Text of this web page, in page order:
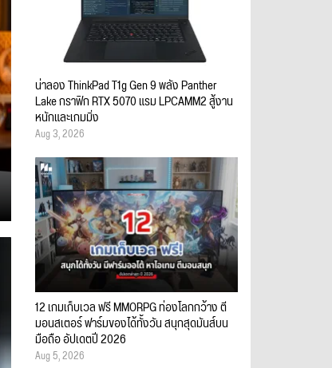
น่าลอง ThinkPad T1g Gen 9 พลัง Panther
Lake กราฟิก RTX 5070 แรม LPCAMM2 สู้งาน
หนักและเกมมิ่ง
Aug 3, 2026
12 เกมเก็บเวล ฟรี MMORPG ท่องโลกกว้าง ตี
มอนสเตอร์ ฟาร์มของได้ทั้งวัน สนุกสุดมันส์บน
มือถือ อัปเดตปี 2026
Aug 5, 2026